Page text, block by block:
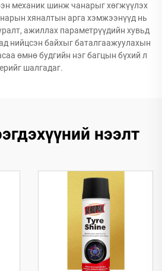
механик шинж чанарыг хөгжүүлэх
хяналтын арга хэмжээнүүд нь
ажиллах параметрүүдийн хувьд
нийцсэн байхыг баталгаажуулахын
өмнө будгийн нэг багцын бүхий л
шалгадаг.
нээлт